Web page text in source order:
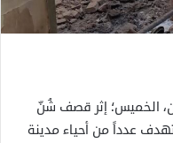
الخميس؛ إثر قصف شُنّ
عدداً من أحياء مدينة